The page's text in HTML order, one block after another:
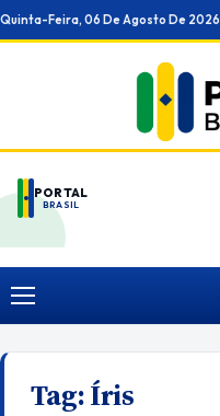
Ir
para
Quinta-Feira, 06 De Agosto De 2026
PORTAL
BRASIL
Menu
Tag:Íris